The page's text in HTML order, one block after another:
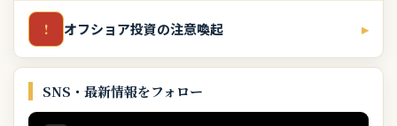
! オフショア投資の注意喚起 ▸
SNS・最新情報をフォロー